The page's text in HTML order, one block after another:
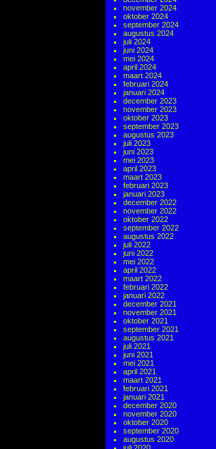
november 2024
oktober 2024
september 2024
augustus 2024
juli 2024
juni 2024
mei 2024
april 2024
maart 2024
februari 2024
januari 2024
december 2023
november 2023
oktober 2023
september 2023
augustus 2023
juli 2023
juni 2023
mei 2023
april 2023
maart 2023
februari 2023
januari 2023
december 2022
november 2022
oktober 2022
september 2022
augustus 2022
juli 2022
juni 2022
mei 2022
april 2022
maart 2022
februari 2022
januari 2022
december 2021
november 2021
oktober 2021
september 2021
augustus 2021
juli 2021
juni 2021
mei 2021
april 2021
maart 2021
februari 2021
januari 2021
december 2020
november 2020
oktober 2020
september 2020
augustus 2020